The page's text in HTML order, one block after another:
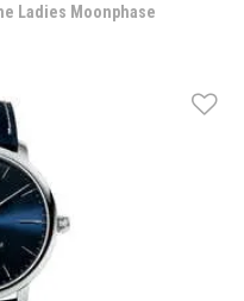
Ladies Moonphase